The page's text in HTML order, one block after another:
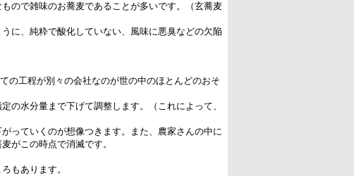
ので雑味のお蕎麦であることが多いです。（玄蕎麦
に、純粋で酸化していない、風味に悪臭などの欠陥
の工程が別々の会社なのが世の中のほとんどのおそ
水分量まで下げて調整します。（これによって、
っていくのが想像つきます。また、農家さんの中に
がこの時点で消滅です。
もあります。